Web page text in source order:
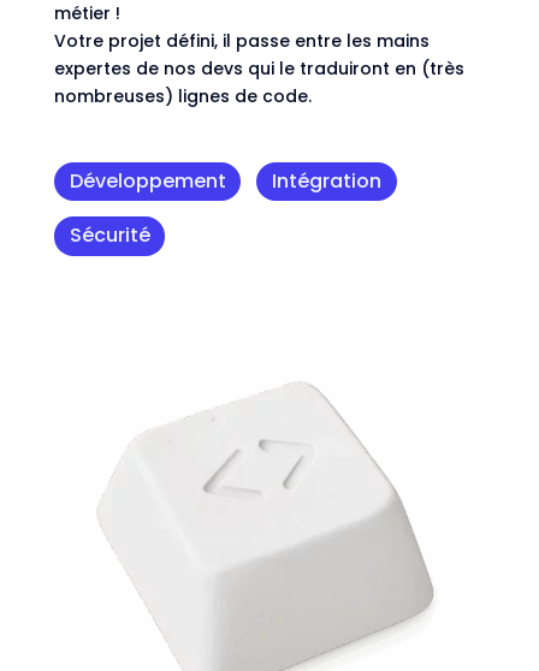
métier !
Votre projet défini, il passe entre les mains
expertes de nos devs qui le traduiront en (très
nombreuses) lignes de code.
Développement
Intégration
Sécurité